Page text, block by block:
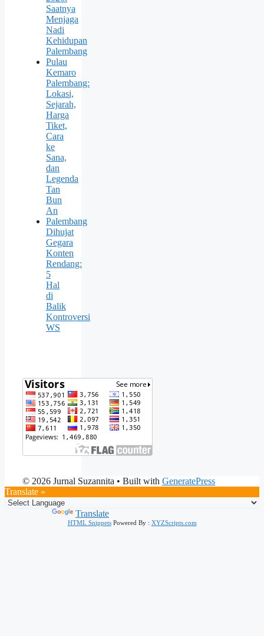
Saatnya
Menjaga
Nadi
Kehidupan
Palembang
Pulau
Kemaro
Palembang:
Lokasi,
Sejarah,
Harga
Tiket,
Cara
ke
Sana,
dan
Legenda
Tan
Bun
An
Palembang
Dihujat
Gegara
Konten
Rendang:
5
Hal
di
Balik
Kontroversi
WS
© 2026 Jurnal Suzannita • Built with GeneratePress
Translate »
Translate
HTML SnippetsPowered By : XYZScripts.com